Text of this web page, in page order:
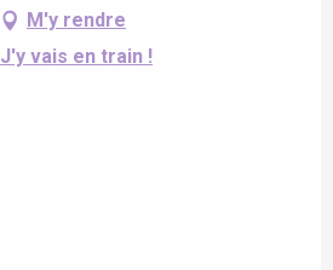
M'y rendre
J'y vais en train !